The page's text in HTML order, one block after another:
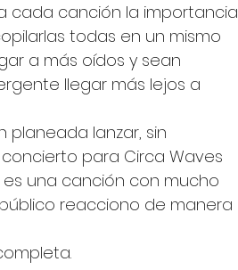
cada canción la importancia
todas en un mismo
a más oídos y sean
llegar más lejos a
planeada lanzar, sin
para Circa Waves
una canción con mucho
reacciono de manera